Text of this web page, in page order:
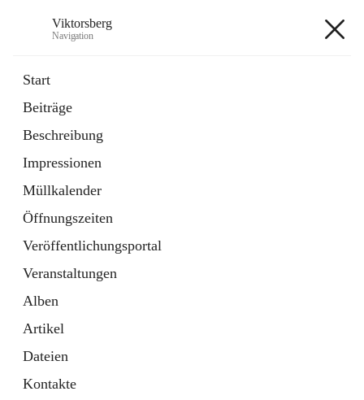
Viktorsberg
Navigation
Start
Beiträge
Beschreibung
Impressionen
Müllkalender
Öffnungszeiten
Veröffentlichungsportal
Veranstaltungen
Alben
Artikel
Dateien
Kontakte
1 Schnellzugriff
Bürgerservice
10 Schnellzugriffe